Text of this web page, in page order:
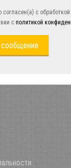
с
с политикой
сообщение